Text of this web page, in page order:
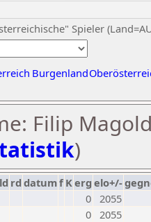
Spieler
Burgenland
Filip
)
rd datumf Kerg elo+/-
0 2055
0 2055